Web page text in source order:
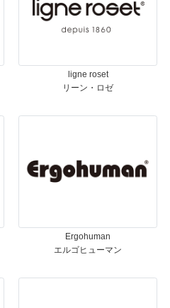
ligne roset
リーン・ロゼ
Ergohuman
エルゴヒューマン